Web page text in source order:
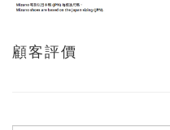
顧客評價